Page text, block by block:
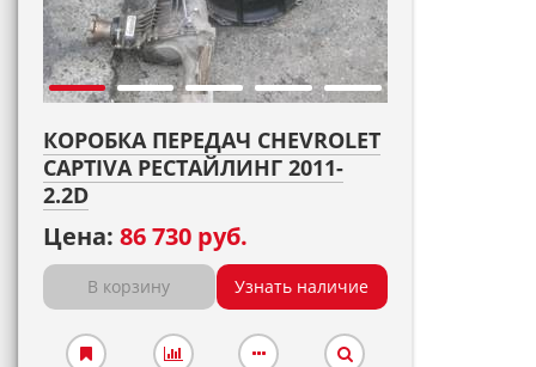
КОРОБКА ПЕРЕДАЧ CHEVROLET
CAPTIVA РЕСТАЙЛИНГ 2011-
2.2D
Цена: 86 730 руб.
В корзину Узнать наличие